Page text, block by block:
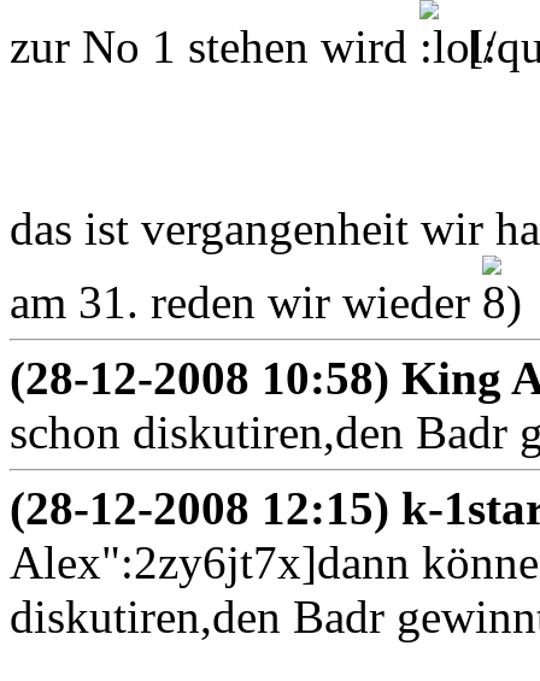
zur No 1 stehen wird
[/
das ist vergangenheit wir
am 31. reden wir wieder
(28-12-2008 10:58) King
schon diskutiren,den Badr
(28-12-2008 12:15) k-
Alex":2zy6jt7x]dann
diskutiren,den Badr